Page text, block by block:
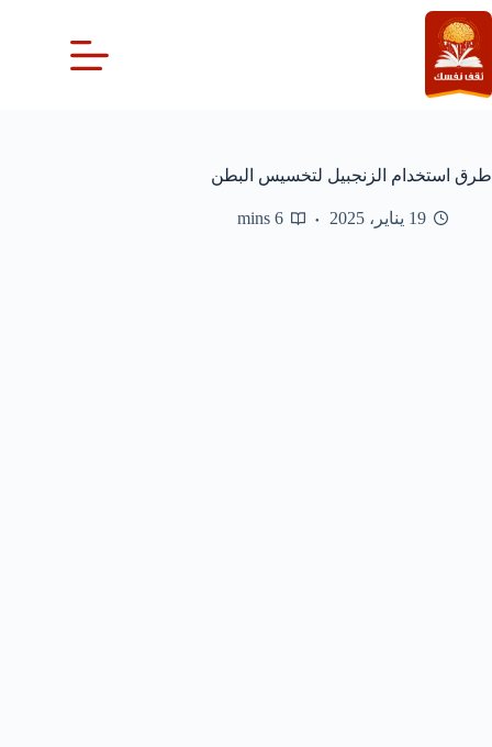
التجاوز
إلى
المحتوى
طرق استخدام الزنجبيل لتخسيس البطن
19 يناير، 2025 6 mins